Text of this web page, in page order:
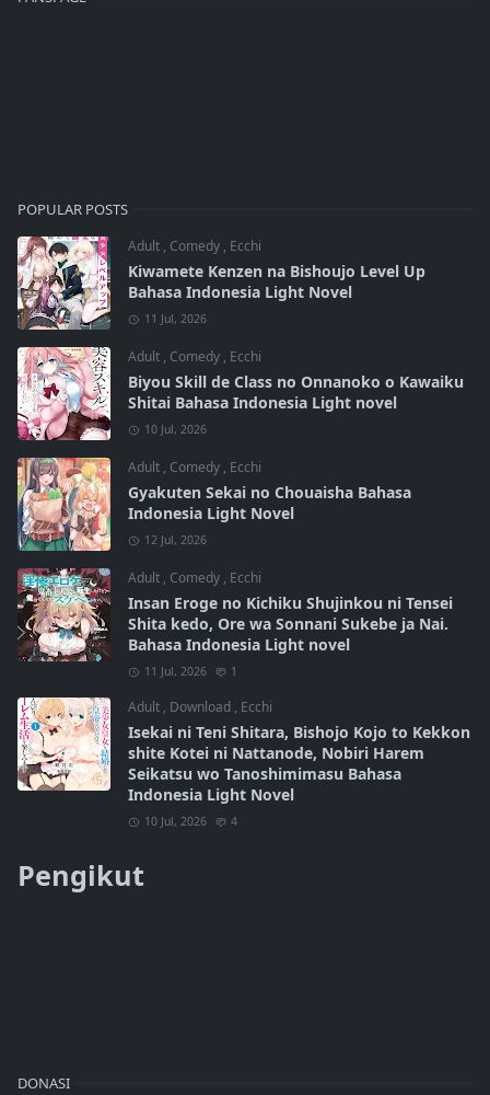
POPULAR POSTS
Adult , Comedy , Ecchi
Kiwamete Kenzen na Bishoujo Level Up
Bahasa Indonesia Light Novel
11 Jul, 2026
Adult , Comedy , Ecchi
Biyou Skill de Class no Onnanoko o Kawaiku
Shitai Bahasa Indonesia Light novel
10 Jul, 2026
Adult , Comedy , Ecchi
Gyakuten Sekai no Chouaisha Bahasa
Indonesia Light Novel
12 Jul, 2026
Adult , Comedy , Ecchi
Insan Eroge no Kichiku Shujinkou ni Tensei
Shita kedo, Ore wa Sonnani Sukebe ja Nai.
Bahasa Indonesia Light novel
11 Jul, 2026 1
Adult , Download , Ecchi
Isekai ni Teni Shitara, Bishojo Kojo to Kekkon
shite Kotei ni Nattanode, Nobiri Harem
Seikatsu wo Tanoshimimasu Bahasa
Indonesia Light Novel
10 Jul, 2026 4
Pengikut
DONASI